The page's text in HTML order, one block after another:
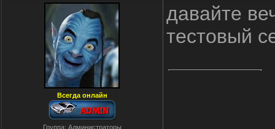
Всегда онлайн
Группа: Администраторы
давайте
тестовый